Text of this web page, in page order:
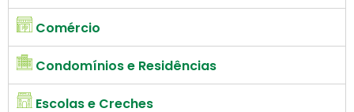
Comércio
Condomínios e Residências
Escolas e Creches